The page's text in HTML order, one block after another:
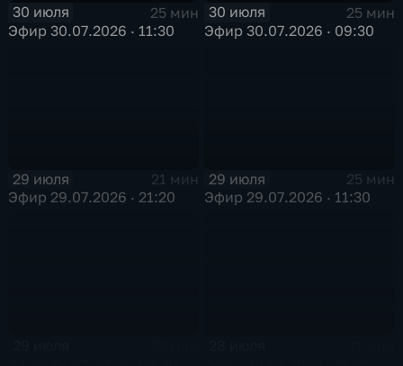
30 июля
25 мин
Эфир 30.07.2026 · 11:30
30 июля
25 мин
Эфир 30.07.2026 · 09:30
29 июля
21 мин
Эфир 29.07.2026 · 21:20
29 июля
25 мин
Эфир 29.07.2026 · 11:30